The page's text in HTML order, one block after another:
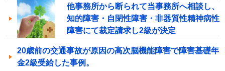
他事務所から断られて当事務所へ相談し、
知的障害・自閉性障害・非器質性精神病性
障害にて裁定請求し2級が決定
20歳前の交通事故が原因の高次脳機能障害で障害基礎年
金2級受給した事例。